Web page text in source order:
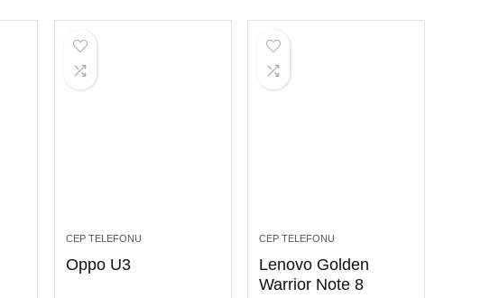
CEP TELEFONU
Oppo U3
CEP TELEFONU
Lenovo Golden
Warrior Note 8